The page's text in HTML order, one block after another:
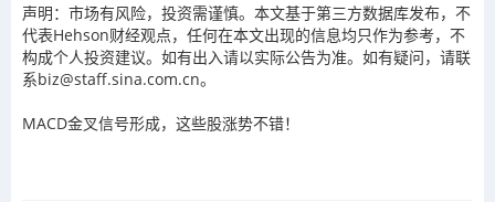
声明：市场有风险，投资需谨慎。本文基于第三方数据库发布，不
代表Hehson财经观点，任何在本文出现的信息均只作为参考，不
构成个人投资建议。如有出入请以实际公告为准。如有疑问，请联
系biz@staff.sina.com.cn。
MACD金叉信号形成，这些股涨势不错！